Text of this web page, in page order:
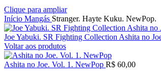
Clique para ampliar
Início Mangás Stranger. Hayte Kuku. NewPop.
Joe Yabuki. SR Fighting Collection Ashita no
Voltar aos produtos
Ashita no Joe. Vol. 1. NewPop R$ 60,00